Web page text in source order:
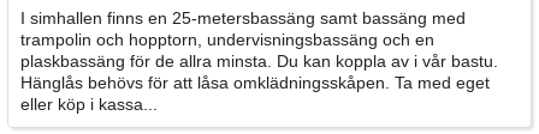
I simhallen finns en 25-metersbassäng samt bassäng med
trampolin och hopptorn, undervisningsbassäng och en
plaskbassäng för de allra minsta. Du kan koppla av i vår bastu.
Hänglås behövs för att låsa omklädningsskåpen. Ta med eget
eller köp i kassa...